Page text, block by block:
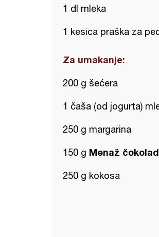
1 dl mleka
1 kesica praška za
Za umakanje:
200 g šećera
1 čaša (od jogurta)
250 g margarina
150 g Menaž
250 g kokosa